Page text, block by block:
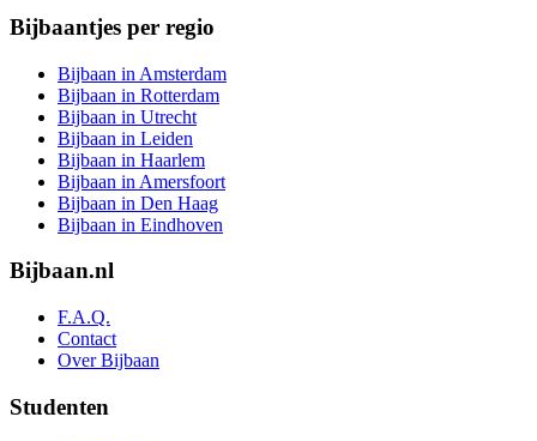
Bijbaantjes per regio
Bijbaan in Amsterdam
Bijbaan in Rotterdam
Bijbaan in Utrecht
Bijbaan in Leiden
Bijbaan in Haarlem
Bijbaan in Amersfoort
Bijbaan in Den Haag
Bijbaan in Eindhoven
Bijbaan.nl
F.A.Q.
Contact
Over Bijbaan
Studenten